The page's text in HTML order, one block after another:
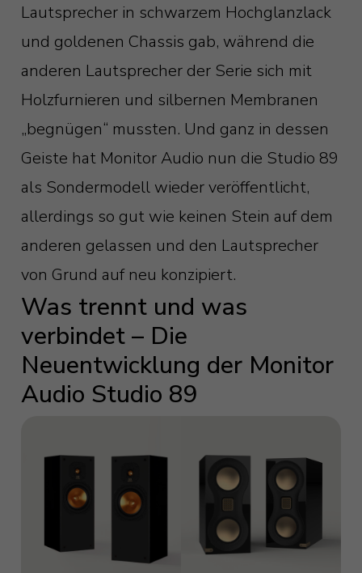
Lautsprecher in schwarzem Hochglanzlack
und goldenen Chassis gab, während die
anderen Lautsprecher der Serie sich mit
Holzfurnieren und silbernen Membranen
„begnügen“ mussten. Und ganz in dessen
Geiste hat Monitor Audio nun die Studio 89
als Sondermodell wieder veröffentlicht,
allerdings so gut wie keinen Stein auf dem
anderen gelassen und den Lautsprecher
von Grund auf neu konzipiert.
Was trennt und was
verbindet – Die
Neuentwicklung der Monitor
Audio Studio 89